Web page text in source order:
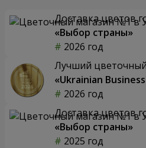
Доставка цветов
«Выбор страны»
2026 год
Лучший
«Ukrainian
2026 год
Доставка цветов
«Выбор страны»
2025 год